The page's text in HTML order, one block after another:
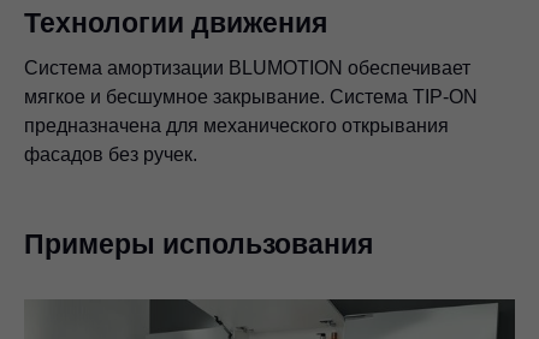
Технологии движения
Система амортизации BLUMOTION обеспечивает
мягкое и бесшумное закрывание. Система TIP-ON
предназначена для механического открывания
фасадов без ручек.
Примеры использования